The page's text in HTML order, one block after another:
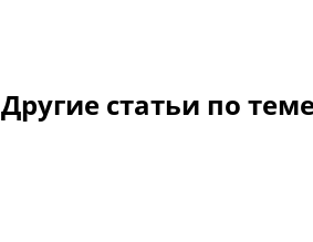
Другие статьи по